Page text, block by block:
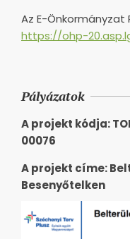
Az E-
https://ohp-
Pályázatok
A projekt kódja:
00076
A projekt címe:
Besenyőtelken